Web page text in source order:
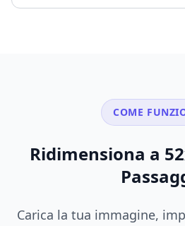
COME
Ridimensiona a
Carica la tua immagine,